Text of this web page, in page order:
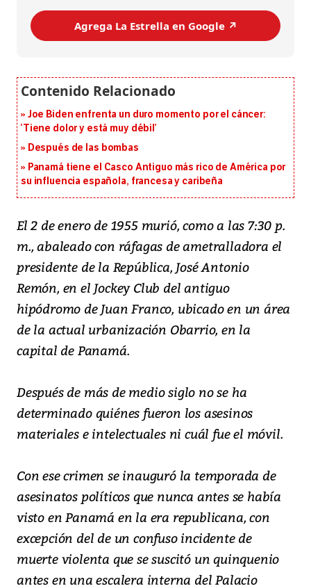
Agrega La Estrella en Google ↗️
Joe Biden enfrenta un duro momento por el cáncer:
‘Tiene dolor y está muy débil’
Después de las bombas
Panamá tiene el Casco Antiguo más rico de América por
su influencia española, francesa y caribeña
El 2 de enero de 1955 murió, como a las 7:30 p.
m., abaleado con ráfagas de ametralladora el
presidente de la República, José Antonio
Remón, en el Jockey Club del antiguo
hipódromo de Juan Franco, ubicado en un área
de la actual urbanización Obarrio, en la
capital de Panamá.
Después de más de medio siglo no se ha
determinado quiénes fueron los asesinos
materiales e intelectuales ni cuál fue el móvil.
Con ese crimen se inauguró la temporada de
asesinatos políticos que nunca antes se había
visto en Panamá en la era republicana, con
excepción del de un confuso incidente de
muerte violenta que se suscitó un quinquenio
antes en una escalera interna del Palacio